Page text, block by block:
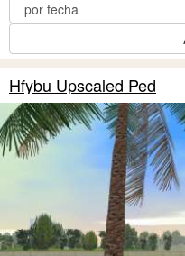
Hfybu Upscaled Ped